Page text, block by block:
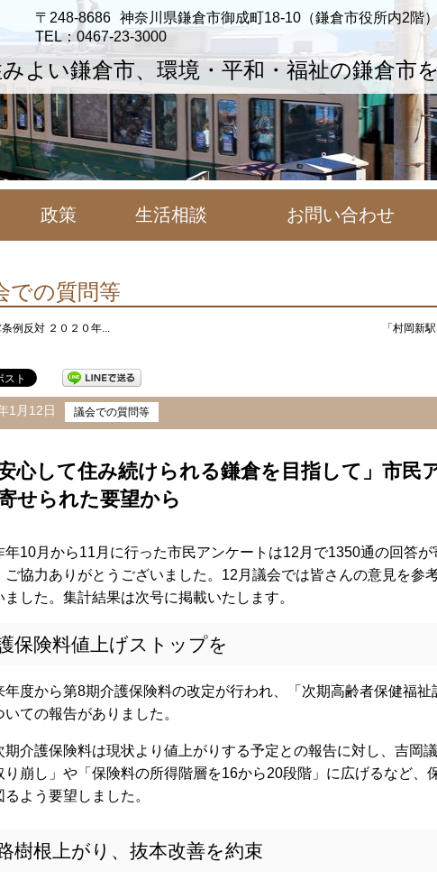
〒248-8686 神奈川県鎌倉市御成町18-10（鎌倉市役所内2階）
TEL：0467-23-3000
よい鎌倉市、環境・平和・福祉の鎌倉市
政策 生活相談 お問い合わせ
での質問等
例反対 ２０２０年... 「村岡新
1月12日 議会での質問等
安心して住み続けられる鎌倉を目指して」市民
せられた要望から
10月から11月に行った市民アンケートは12月で1350通の回答が
ご協力ありがとうございました。12月議会では皆さんの意見を参
ました。集計結果は次号に掲載いたします。
保険料値上げストップを
度から第8期介護保険料の改定が行われ、「次期高齢者保健福祉
いての報告がありました。
介護保険料は現状より値上がりする予定との報告に対し、吉岡
り崩し」や「保険料の所得階層を16から20段階」に広げるなど、
るよう要望しました。
樹根上がり、抜本改善を約束